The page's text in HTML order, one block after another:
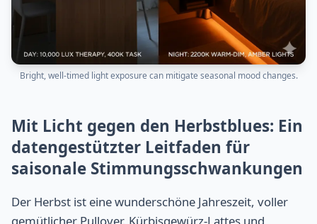
Bright, well‑timed light exposure can mitigate seasonal mood changes.
Mit Licht gegen den Herbstblues: Ein
datengestützter Leitfaden für
saisonale Stimmungsschwankungen
Der Herbst ist eine wunderschöne Jahreszeit, voller